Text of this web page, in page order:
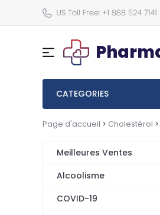
CATEGORIES
Page d'accueil > Cholestérol >
Meilleures Ventes
Alcoolisme
COVID-19